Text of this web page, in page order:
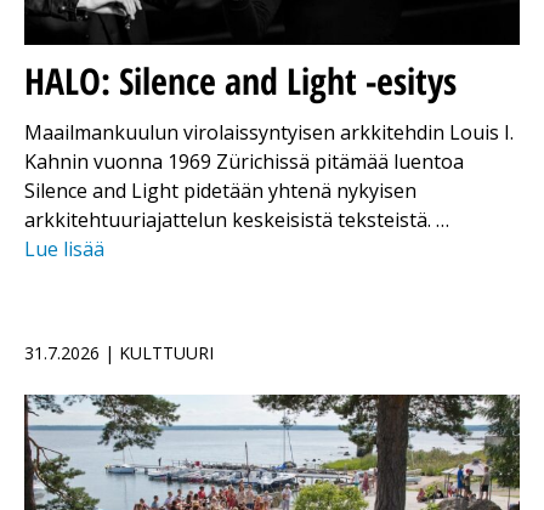
HALO: Silence and Light -esitys
Maailmankuulun virolaissyntyisen arkkitehdin Louis I.
Kahnin vuonna 1969 Zürichissä pitämää luentoa
Silence and Light pidetään yhtenä nykyisen
arkkitehtuuriajattelun keskeisistä teksteistä. …
Lue lisää
31.7.2026 | KULTTUURI